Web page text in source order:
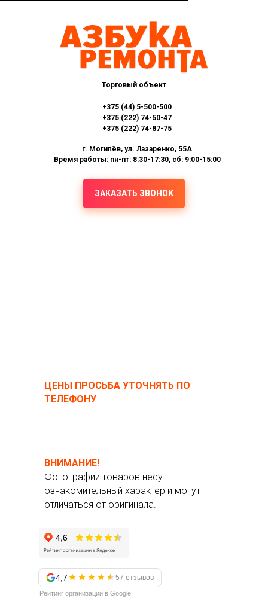
Торговый объект
+375 (44) 5-500-500
+375 (222) 74-50-47
+375 (222) 74-87-75
г. Могилёв, ул. Лазаренко, 55А
Время работы: пн-пт: 8:30-17:30, сб: 9:00-15:00
ЗАКАЗАТЬ ЗВОНОК
ЦЕНЫ ПРОСЬБА УТОЧНЯТЬ ПО
ТЕЛЕФОНУ
ВНИМАНИЕ!
Фотографии товаров несут
ознакомительный характер и могут
отличаться от оригинала.
4,7 57 отзывов
Рейтинг организации в Google